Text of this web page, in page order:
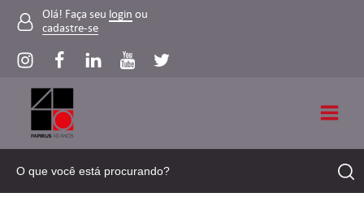
Olá! Faça seu login ou
cadastre-se